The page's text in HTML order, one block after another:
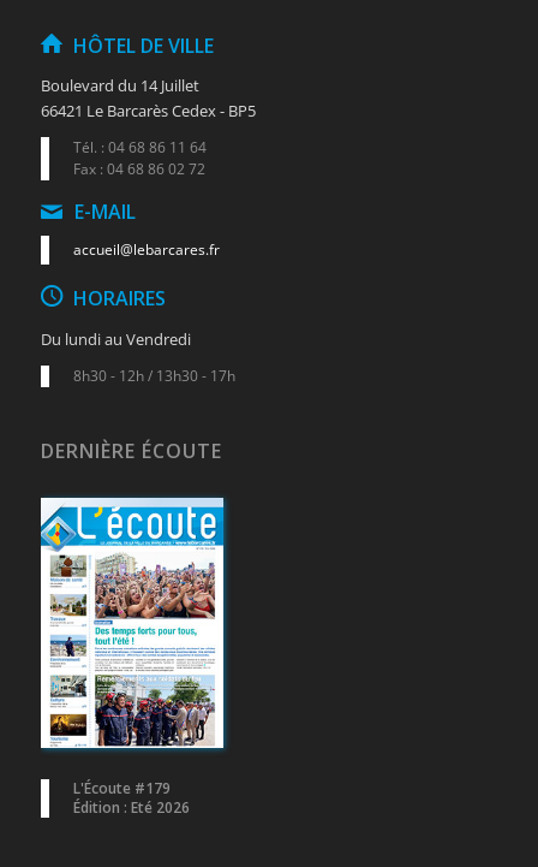
HÔTEL DE VILLE
Boulevard du 14 Juillet
66421 Le Barcarès Cedex - BP5
Tél. : 04 68 86 11 64
Fax : 04 68 86 02 72
E-MAIL
accueil@lebarcares.fr
HORAIRES
Du lundi au Vendredi
8h30 - 12h / 13h30 - 17h
DERNIÈRE ÉCOUTE
L'Écoute #179
Édition : Eté 2026